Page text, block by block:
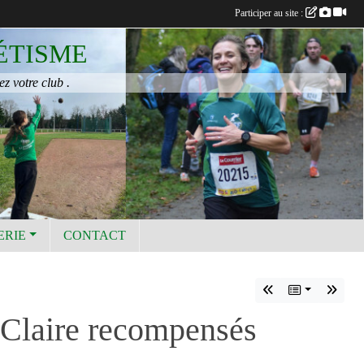
votre club .
CONTACT
recompensés
Participer au site :